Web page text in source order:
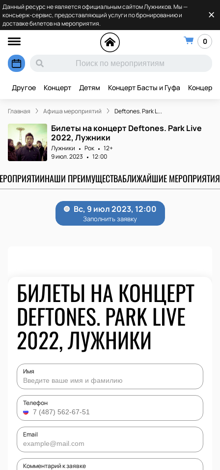
Данный ресурс не является официальным сайтом Лужников. Мы —
консьерж-сервис, предоставляющий услуги по бронированию и
доставке билетов на мероприятия.
0
Другое Концерт Детям Концерт Басты и Гуфа Концерт
Главная Афиша мероприятий Deftones. Park L...
Билеты на концерт Deftones. Park Live
2022, Лужники
Лужники Рок
12+
9 июл. 2023
12:00
НАШИ ПРЕИМУЩЕСТВАБЛИЖАЙШИЕ МЕРОПРИЯТИЯ
БИЛЕТЫ НА КОНЦЕРТ
DEFTONES. PARK LIVE
2022, ЛУЖНИКИ
Имя
Телефон
Email
Комментарий к заявке